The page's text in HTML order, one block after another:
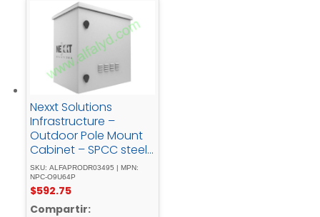
Nexxt Solutions
Infrastructure –
Outdoor Pole Mount
Cabinet – SPCC steel
- Light - gray -
powder - coatIncluye
- acc - montaje - y -
barra - ti
SKU: ALFAPRODR03495 | MPN:
NPC-O9U64P
$592.75
Compartir: